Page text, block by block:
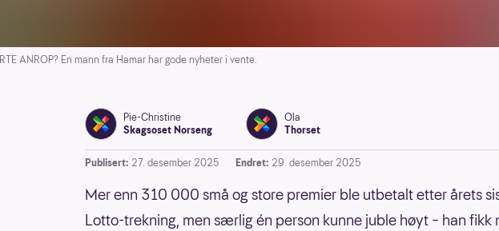
ANROP? En mann fra Hamar har gode nyheter i vente.
Pie-Christine
Skagsoset Norseng
Ola
Thorset
Publisert: 27. desember 2025 Endret: 29. desember 2025
Mer enn 310 000 små og store premier ble utbetalt etter årets
Lotto-trekning, men særlig én person kunne juble høyt – han fikk